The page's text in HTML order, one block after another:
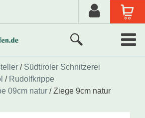
Südtiroler Schnitzerei
Rudolfkrippe
09cm natur
Ziege 9cm natur